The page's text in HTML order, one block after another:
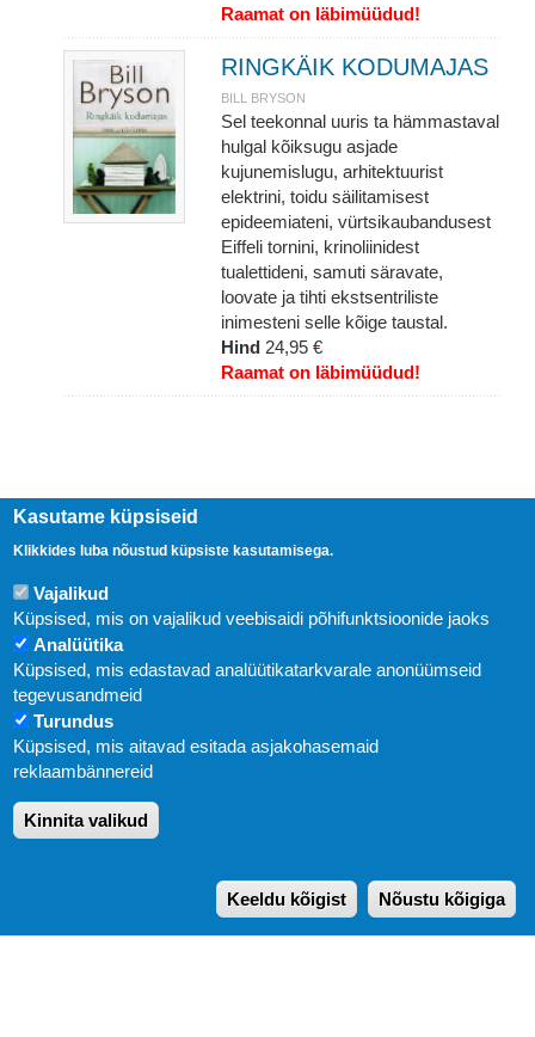
Raamat on läbimüüdud!
RINGKÄIK KODUMAJAS
BILL BRYSON
Sel teekonnal uuris ta hämmastaval
hulgal kõiksugu asjade
kujunemislugu, arhitektuurist
elektrini, toidu säilitamisest
epideemiateni, vürtsikaubandusest
Eiffeli tornini, krinoliinidest
tualettideni, samuti säravate,
loovate ja tihti ekstsentriliste
inimesteni selle kõige taustal.
Hind 24,95 €
Raamat on läbimüüdud!
Uudised
KIRJASTUS PEGASUS OÜ © 2020
Paldiski mnt. 29 (A korpus VI korrus), Tallinn
E-post:pegasus[at]pegasus.ee
Kasutame küpsiseid
Klikkides luba nõustud küpsiste kasutamisega.
Vajalikud
Küpsised, mis on vajalikud veebisaidi põhifunktsioonide jaoks
Analüütika
Küpsised, mis edastavad analüütikatarkvarale anonüümseid
tegevusandmeid
Turundus
Küpsised, mis aitavad esitada asjakohasemaid
reklaambännereid
Kinnita valikud
Keeldu kõigist Nõustu kõigiga